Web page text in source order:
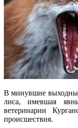
В минувшие
лиса, имевшая
ветеринарии
происшествия.